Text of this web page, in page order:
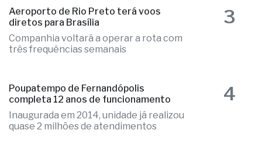
Aeroporto de Rio Preto terá voos
diretos para Brasília
Companhia voltará a operar a rota com
três frequências semanais
3
Poupatempo de Fernandópolis
completa 12 anos de funcionamento
Inaugurada em 2014, unidade já realizou
quase 2 milhões de atendimentos
4